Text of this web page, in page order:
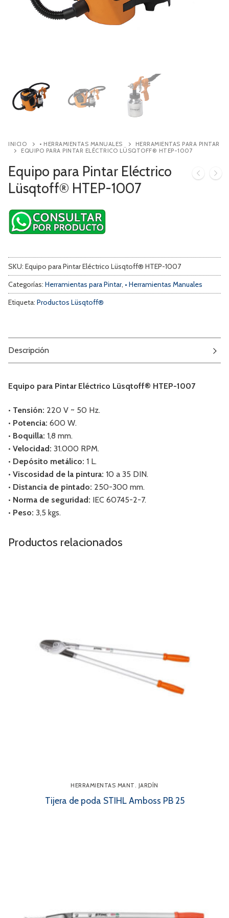
Contacto
INICIO • HERRAMIENTAS MANUALES
HERRAMIENTAS PARA PINTAR
EQUIPO PARA PINTAR ELÉCTRICO LÜSQTOFF® HTEP-1007
Equipo para Pintar Eléctrico
Lüsqtoff® HTEP-1007
SKU: Equipo para Pintar Eléctrico Lüsqtoff® HTEP-1007
Categorías: Herramientas para Pintar, • Herramientas Manuales
Etiqueta: Productos Lüsqtoff®
Descripción
Equipo para Pintar Eléctrico Lüsqtoff® HTEP-1007
• Tensión: 220 V ~ 50 Hz.
• Potencia: 600 W.
• Boquilla: 1,8 mm.
• Velocidad: 31.000 RPM.
• Depósito metálico: 1 L.
• Viscosidad de la pintura: 10 a 35 DIN.
• Distancia de pintado: 250-300 mm.
• Norma de seguridad: IEC 60745-2-7.
• Peso: 3,5 kgs.
Productos relacionados
HERRAMIENTAS MANT. JARDÍN
Tijera de poda STIHL Amboss PB 25